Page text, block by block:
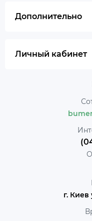
Дополнительно
Личный кабинет
г.